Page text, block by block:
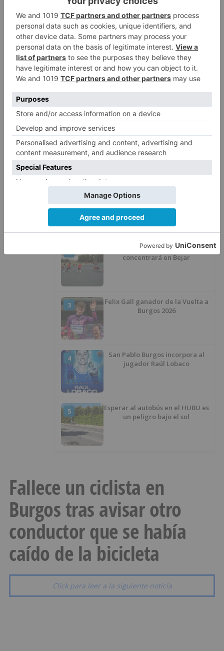
3
herido en Burgos tras la colisión
entre un turismo y un camión
4
La provincia de Burgos celebra
el día de su patrón
5
La Guardia Civil desmonta la
versión de un repartidor tras
desaparecer 3.256 euros
LO ÚLTIMO
Más ventajas con el carné 60 CYL
El Balonmano Burgos se
concentrará en Bejar
3
Felix Gall ganador de la Vuelta a
Burgos 2026
4
San Pablo Burgos incorpora al
jugador Raúl Lobaco
5
Esperar al autobús en el HUBU es
un peligro bajo el sol
Fallece un ciclista en
Burgos tras avisar otro
conductor que se había
caído de la bicicleta
Click para leer a la siguiente noticia